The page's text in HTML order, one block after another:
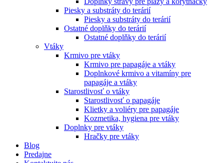
Piesky a substráty do terárií
Piesky a substráty do terárií
Ostatné doplňky do terárií
Ostatné doplňky do terárií
Vtáky
Krmivo pre vtáky
Krmivo pre papagáje a vtáky
Doplnkové krmivo a vitamíny pre
papagáje a vtáky
Starostlivosť o vtáky
Starostlivosť o papagáje
Klietky a voliéry pre papagáje
Kozmetika, hygiena pre vtáky
Doplnky pre vtáky
Hračky pre vtáky
Blog
Predajne